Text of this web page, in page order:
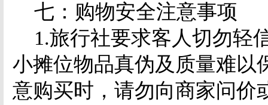
七：购物安全注意事项
1.旅行社要求客人切勿轻
小摊位物品真伪及质量难以
意购买时，请勿向商家问价